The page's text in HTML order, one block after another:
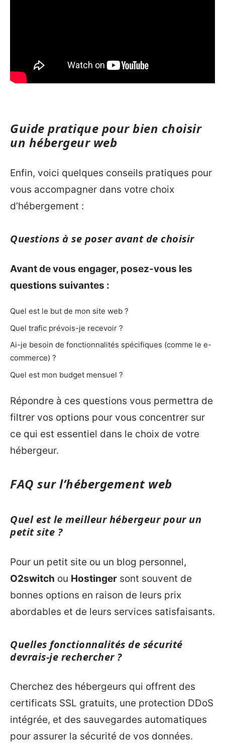
Guide pratique pour bien choisir
un hébergeur web
Enfin, voici quelques conseils pratiques pour
vous accompagner dans votre choix
d’hébergement :
Questions à se poser avant de choisir
Avant de vous engager, posez-vous les
questions suivantes :
Quel est le but de mon site web ?
Quel trafic prévois-je recevoir ?
Ai-je besoin de fonctionnalités spécifiques (comme le e-
commerce) ?
Quel est mon budget mensuel ?
Répondre à ces questions vous permettra de
filtrer vos options pour vous concentrer sur
ce qui est essentiel dans le choix de votre
hébergeur.
FAQ sur l’hébergement web
Quel est le meilleur hébergeur pour un
petit site ?
Pour un petit site ou un blog personnel,
O2switch ou Hostinger sont souvent de
bonnes options en raison de leurs prix
abordables et de leurs services satisfaisants.
Quelles fonctionnalités de sécurité
devrais-je rechercher ?
Cherchez des hébergeurs qui offrent des
certificats SSL gratuits, une protection DDoS
intégrée, et des sauvegardes automatiques
pour assurer la sécurité de vos données.